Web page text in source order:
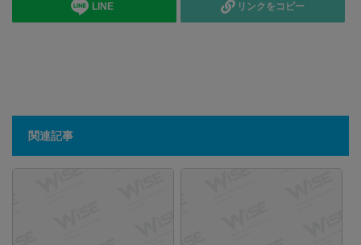
LINE リンクをコピー
関連記事